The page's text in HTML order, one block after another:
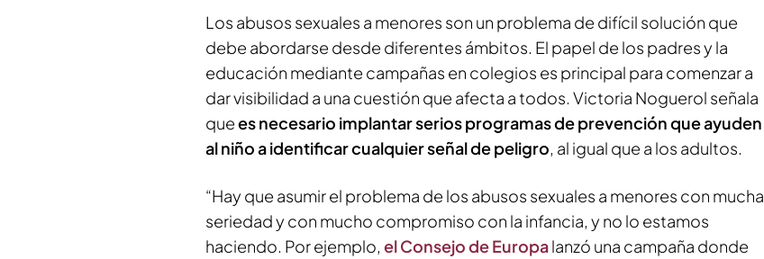
Los abusos sexuales a menores son un problema de difícil solución que
debe abordarse desde diferentes ámbitos. El papel de los padres y la
educación mediante campañas en colegios es principal para comenzar a
dar visibilidad a una cuestión que afecta a todos. Victoria Noguerol señala
quees necesario implantar serios programas de prevención que ayuden
al niño a identificar cualquier señal de peligro, al igual que a los adultos.
“Hay que asumir el problema de los abusos sexuales a menores con mucha
seriedad y con mucho compromiso con la infancia, y no lo estamos
haciendo. Por ejemplo, el Consejo de Europalanzó una campaña donde